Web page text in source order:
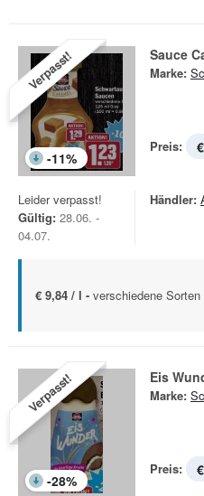
Verpasst!
-11%
Sauce
Marke:
Preis:
Leider verpasst!
Gültig: 28.06. -
04.07.
Händler:
€ 9,84 / l - verschiedene
Verpasst!
-28%
Eis
Marke:
Preis: